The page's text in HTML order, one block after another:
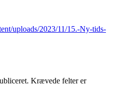
uploads/2023/11/15.-Ny-tids-
Krævede felter er